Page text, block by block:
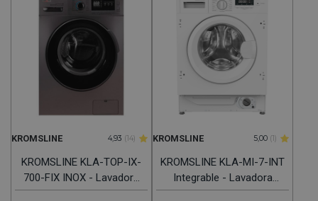
KROMSLINE 4,93 (14)
KROMSLINE KLA-TOP-IX-
700-FIX INOX - Lavadora
Carga Frontal 7KG
KROMSLINE 5,00 (1)
KROMSLINE KLA-MI-7-INT
Integrable - Lavadora
Carga Frontal 7KG